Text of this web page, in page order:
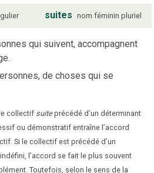
suites nom féminin pluriel
qui suivent, accompagnent
de choses qui se
collectif suite précédé d’un déterminant
ou démonstratif entraîne l’accord
Si le collectif est précédé d’un
l’accord se fait le plus souvent
Toutefois, selon le sens de la